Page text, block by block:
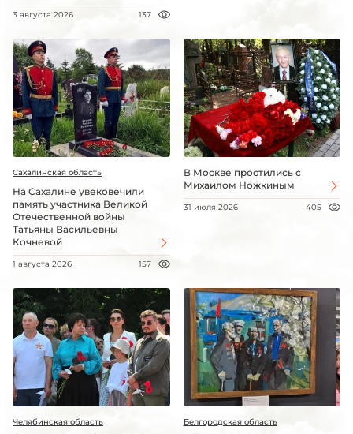
3 августа 2026 137
Сахалинская область
На Сахалине увековечили
память участника Великой
Отечественной войны
Татьяны Васильевны
Кочневой
1 августа 2026 157
В Москве простились с
Михаилом Ножкиным
31 июля 2026 405
Челябинская область Белгородская область